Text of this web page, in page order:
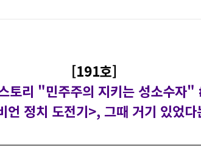
[191호]
토리 "민주주의 지키는 성소수자
언 정치 도전기>, 그때 거기 있었다